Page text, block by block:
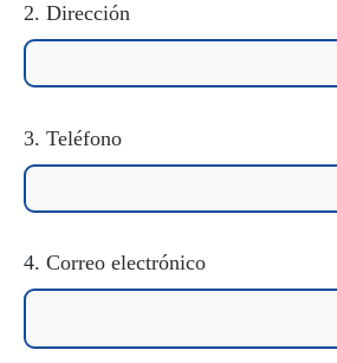
2. Dirección
3. Teléfono
4. Correo electrónico